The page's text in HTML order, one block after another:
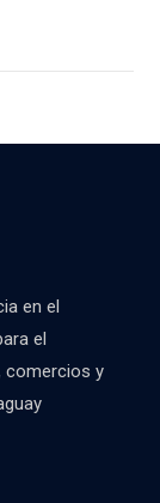
en el
el
comercios y